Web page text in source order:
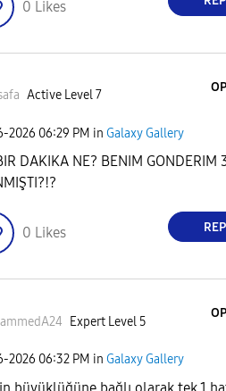
0 Likes
Active Level 7
2026 06:29 PM in Galaxy Gallery
DAKIKA NE? BENIM GONDERIM
0 Likes
Expert Level 5
2026 06:32 PM in Galaxy Gallery